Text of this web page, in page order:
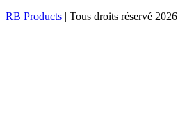
RB Products | Tous droits réservé 2026